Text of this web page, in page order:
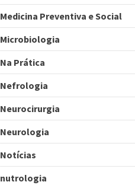
Medicina Preventiva e Social
Microbiologia
Na Prática
Nefrologia
Neurocirurgia
Neurologia
Notícias
nutrologia